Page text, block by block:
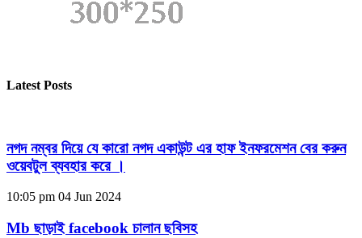
Latest Posts
নগদ নম্বর দিয়ে যে কারো নগদ একাউন্ট এর হাফ ইনফরমেশন বের করুন
ওয়েবটুল ব্যবহার করে ।
10:05 pm 04 Jun 2024
Mb ছাড়াই facebook চালান ছবিসহ